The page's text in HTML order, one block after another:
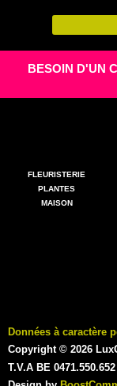
BESOIN D'UN
FLEURISTERIE
PLANTES
MAISON
Données à caractère
Copyright © 2026
T.V.A BE 0471.550.652